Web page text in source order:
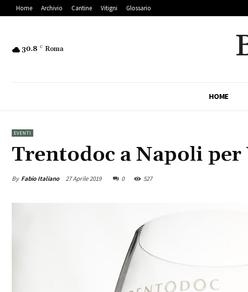
Home Archivio Cantine Vitigni Glossario
30.8 C Roma
HOME
EVENTI
Trentodoc a Napoli
By Fabio Italiano 27 Aprile 2019 0 527